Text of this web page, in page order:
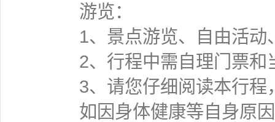
游览：
1、景点游览、自由活
2、行程中需自理门票
3、请您仔细阅读本行
如因身体健康等自身原